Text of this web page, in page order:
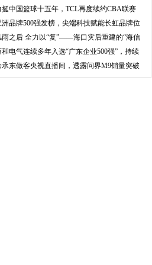
认证
挺中国篮球十五年，TCL再度续约CBA联赛
洲品牌500强发榜，尖端科技赋能长虹品牌位
创
雨之后 全力以“复”——海口灾后重建的“海信
和电气连续多年入选“广东企业500强”，持续
承东做客央视直播间，透露问界M9销量突破
万辆